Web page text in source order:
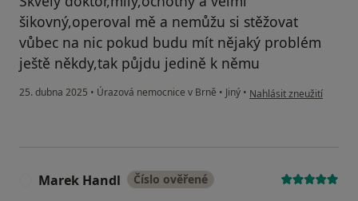
šikovný,operoval mě a nemůžu si stěžovat
vůbec na nic pokud budu mít nějaký problém
ještě někdy,tak půjdu jedině k němu
25. dubna 2025 • Úrazová nemocnice v Brně • Jiný • podle názoru uživatele
Nahlásit zneužití
Marek Handl Číslo ověřené